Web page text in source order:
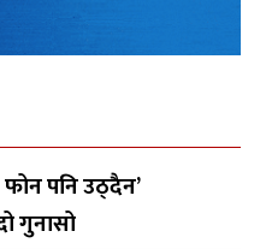
पनि उठ्दैन’
गुनासो